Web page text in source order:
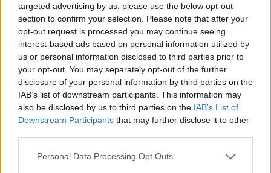
targeted advertising by us, please use the below opt-out
section to confirm your selection. Please note that after your
opt-out request is processed you may continue seeing
interest-based ads based on personal information utilized by
us or personal information disclosed to third parties prior to
your opt-out. You may separately opt-out of the further
disclosure of your personal information by third parties on the
IAB’s list of downstream participants. This information may
also be disclosed by us to third parties on the IAB’s List of
Downstream Participants that may further disclose it to other
Personal Data Processing Opt Outs